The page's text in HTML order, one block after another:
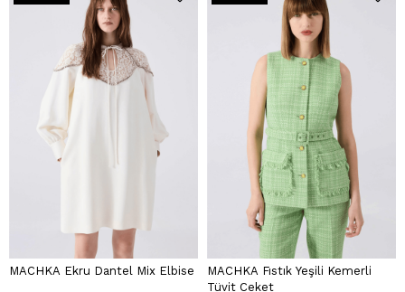
MACHKA Ekru Dantel Mix Elbise
MACHKA Fıstık Yeşili Kemerli
Tüvit Ceket